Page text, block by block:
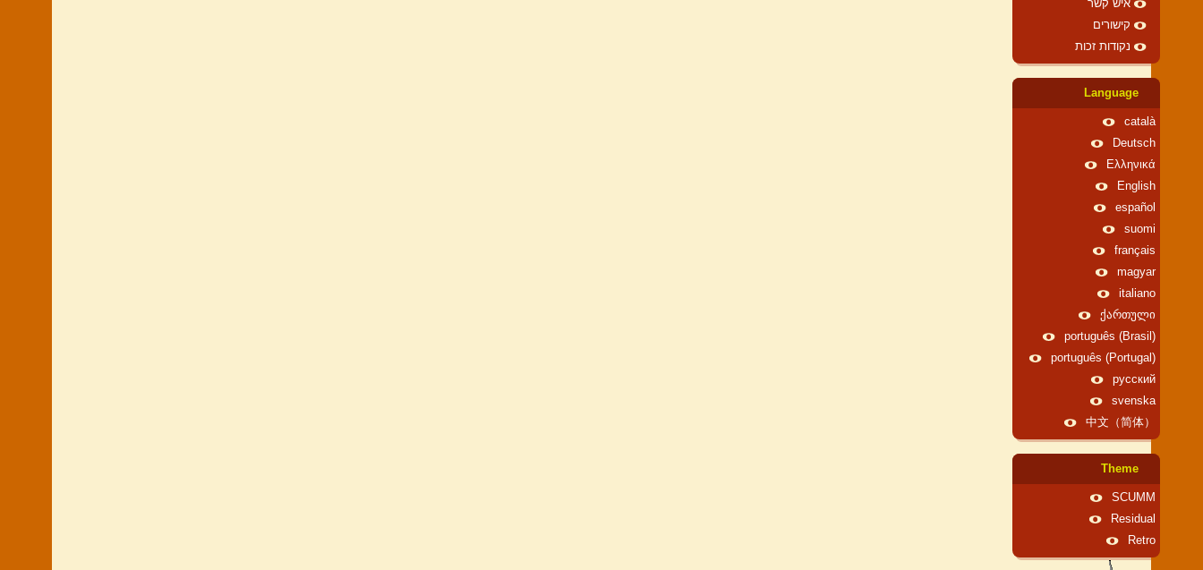
איש קשר
קישורים
נקודות זכות
Language
català
Deutsch
Ελληνικά
English
español
suomi
français
magyar
italiano
ქართული
português (Brasil)
português (Portugal)
русский
svenska
中文（简体）
Theme
SCUMM
Residual
Retro